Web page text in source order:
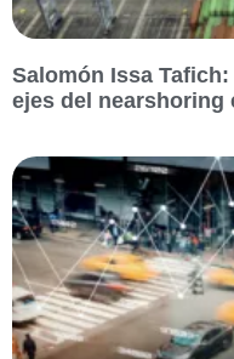
Salomón Issa
ejes del nearshoring